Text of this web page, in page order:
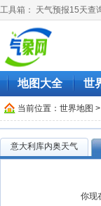
工具箱： 天气预报15天查
地图大全 世
当前位置： 世界地图 >
意大利库内奥天气
你现